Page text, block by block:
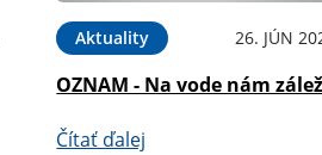
Aktuality 26. JÚN
OZNAM - Na vode nám
Čítať ďalej